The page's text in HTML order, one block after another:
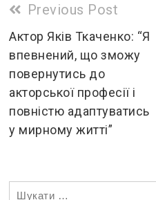
Read
more
articles
Previous Post
Актор Яків Ткаченко: “Я
впевнений, що зможу
повернутись до
акторської професії і
повністю адаптуватись
у мирному житті”
Ви